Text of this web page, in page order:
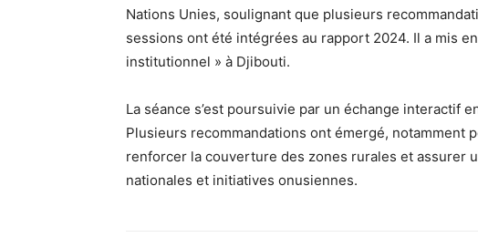
Nations Unies, soulignant que plusieurs
sessions ont été intégrées au rapport 2024. Il a mis
institutionnel » à Djibouti.
La séance s’est poursuivie par un échange interactif
Plusieurs recommandations ont émergé, notamment
renforcer la couverture des zones rurales et assurer
nationales et initiatives onusiennes.